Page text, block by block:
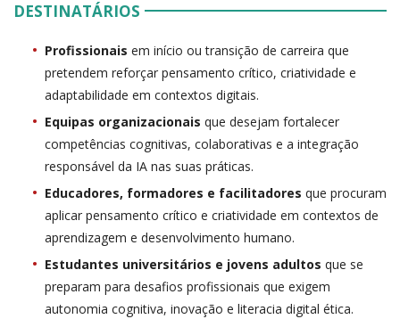
DESTINATÁRIOS
Profissionais em início ou transição de carreira que
pretendem reforçar pensamento crítico, criatividade e
adaptabilidade em contextos digitais.
Equipas organizacionais que desejam fortalecer
competências cognitivas, colaborativas e a integração
responsável da IA nas suas práticas.
Educadores, formadores e facilitadores que procuram
aplicar pensamento crítico e criatividade em contextos de
aprendizagem e desenvolvimento humano.
Estudantes universitários e jovens adultos que se
preparam para desafios profissionais que exigem
autonomia cognitiva, inovação e literacia digital ética.